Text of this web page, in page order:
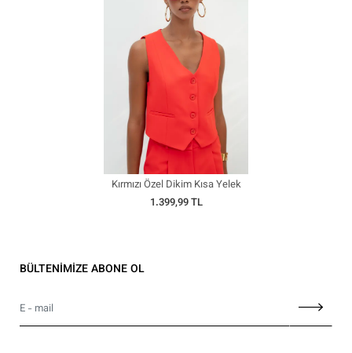
Kırmızı Özel Dikim Kısa Yelek
1.399,99 TL
BÜLTENİMİZE ABONE OL